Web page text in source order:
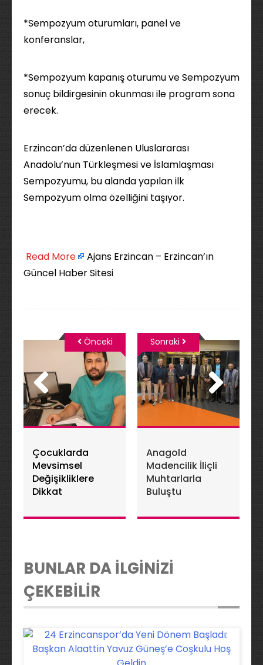
*Sempozyum oturumları, panel ve
konferanslar,
*Sempozyum kapanış oturumu ve Sempozyum
sonuç bildirgesinin okunması ile program sona
erecek.
Erzincan’da düzenlenen Uluslararası
Anadolu’nun Türkleşmesi ve İslamlaşması
Sempozyumu, bu alanda yapılan ilk
Sempozyum olma özelliğini taşıyor.
Read More
Ajans Erzincan – Erzincan’ın
Güncel Haber Sitesi
Çocuklarda
Mevsimsel
Değişikliklere
Dikkat
Önceki
Anagold
Madencilik İliçli
Muhtarlarla
Buluştu
Sonraki
BUNLAR DA İLGİNİZİ
ÇEKEBİLİR